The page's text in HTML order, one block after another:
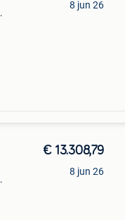
8 jun 26
€ 13.308,79
8 jun 26